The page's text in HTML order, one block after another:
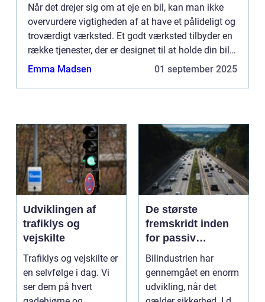
Når det drejer sig om at eje en bil, kan man ikke
overvurdere vigtigheden af at have et pålideligt og
troværdigt værksted. Et godt værksted tilbyder en
række tjenester, der er designet til at holde din bil
kørende problemfrit, sikkert og effektivt. F...
Emma Madsen 01 september 2025
Udviklingen af
trafiklys og
vejskilte
Trafiklys og vejskilte er
en selvfølge i dag. Vi
ser dem på hvert
De største
fremskridt inden
for passiv
sikkerhed i biler
Bilindustrien har
gennemgået en enorm
udvikling, når det